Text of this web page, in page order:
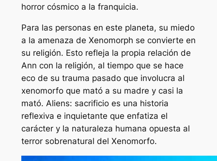
horror cósmico a la franquicia.
Para las personas en este planeta, su miedo
a la amenaza de Xenomorph se convierte en
su religión. Esto refleja la propia relación de
Ann con la religión, al tiempo que se hace
eco de su trauma pasado que involucra al
xenomorfo que mató a su madre y casi la
mató. Aliens: sacrificioes una historia
reflexiva e inquietante que enfatiza el
carácter y la naturaleza humana opuesta al
terror sobrenatural del Xenomorfo.